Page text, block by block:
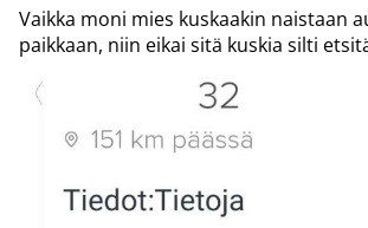
Vaikka moni mies kuskaakin naistaan
paikkaan, niin eikai sitä kuskia silti